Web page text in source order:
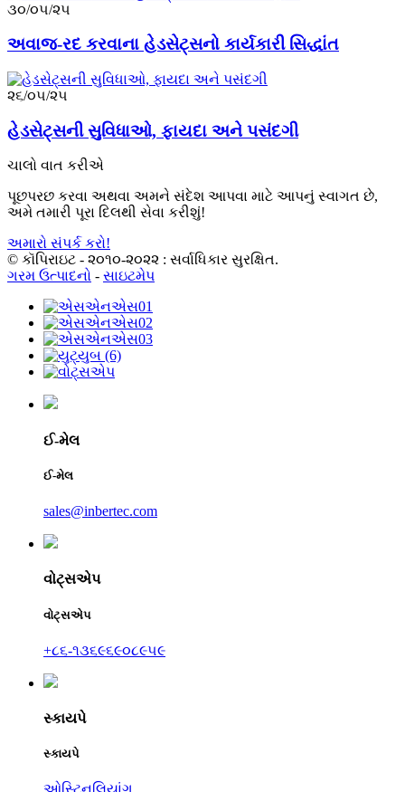
૩૦/૦૫/૨૫
અવાજ-રદ કરવાના હેડસેટ્સનો કાર્યકારી સિદ્ધાંત
૨૬/૦૫/૨૫
હેડસેટ્સની સુવિધાઓ, ફાયદા અને પસંદગી
ચાલો વાત કરીએ
પૂછપરછ કરવા અથવા અમને સંદેશ આપવા માટે આપનું સ્વાગત છે,
અમે તમારી પૂરા દિલથી સેવા કરીશું!
અમારો સંપર્ક કરો!
© કૉપિરાઇટ - ૨૦૧૦-૨૦૨૨ : સર્વાધિકાર સુરક્ષિત.
ગરમ ઉત્પાદનો - સાઇટમેપ
ઈ-મેલ
ઈ-મેલ
sales@inbertec.com
વોટ્સએપ
વોટ્સએપ
+૮૬-૧૩૬૯૬૯૦૮૯૫૯
સ્કાયપે
સ્કાયપે